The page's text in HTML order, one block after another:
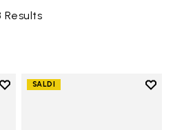
Results
Add to wishlist
SALDI
Add